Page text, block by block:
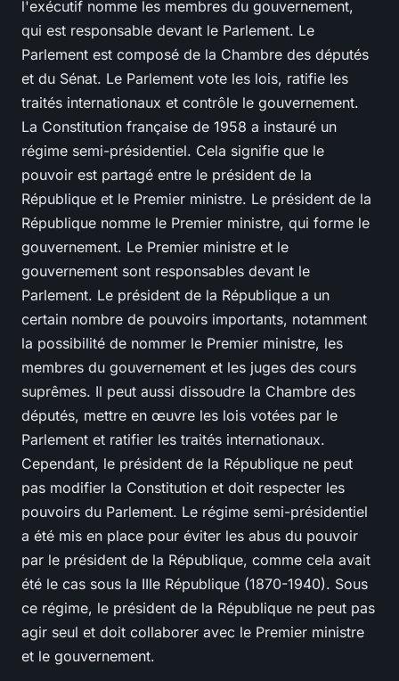
l'exécutif nomme les membres du gouvernement,
qui est responsable devant le Parlement. Le
Parlement est composé de la Chambre des députés
et du Sénat. Le Parlement vote les lois, ratifie les
traités internationaux et contrôle le gouvernement.
La Constitution française de 1958 a instauré un
régime semi-présidentiel. Cela signifie que le
pouvoir est partagé entre le président de la
République et le Premier ministre. Le président de la
République nomme le Premier ministre, qui forme le
gouvernement. Le Premier ministre et le
gouvernement sont responsables devant le
Parlement. Le président de la République a un
certain nombre de pouvoirs importants, notamment
la possibilité de nommer le Premier ministre, les
membres du gouvernement et les juges des cours
suprêmes. Il peut aussi dissoudre la Chambre des
députés, mettre en œuvre les lois votées par le
Parlement et ratifier les traités internationaux.
Cependant, le président de la République ne peut
pas modifier la Constitution et doit respecter les
pouvoirs du Parlement. Le régime semi-présidentiel
a été mis en place pour éviter les abus du pouvoir
par le président de la République, comme cela avait
été le cas sous la IIIe République (1870-1940). Sous
ce régime, le président de la République ne peut pas
agir seul et doit collaborer avec le Premier ministre
et le gouvernement.